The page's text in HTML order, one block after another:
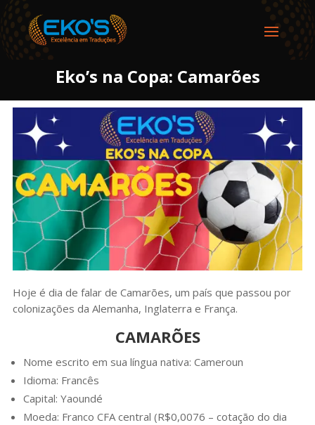
Eko’s na Copa: Camarões
Hoje é dia de falar de Camarões, um país que passou por
colonizações da Alemanha, Inglaterra e França.
CAMARÕES
Nome escrito em sua língua nativa: Cameroun
Idioma: Francês
Capital: Yaoundé
Moeda: Franco CFA central (R$0,0076 – cotação do dia